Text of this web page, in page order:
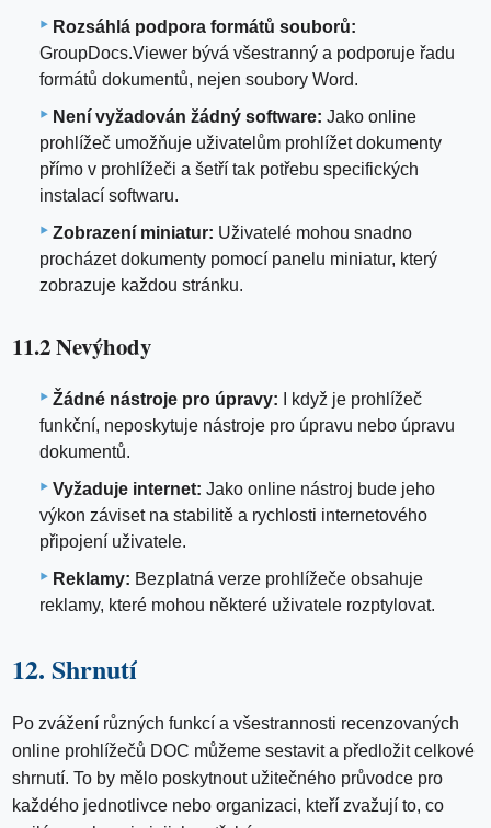
Rozsáhlá podpora formátů souborů:
GroupDocs.Viewer bývá všestranný a podporuje řadu
formátů dokumentů, nejen soubory Word.
Není vyžadován žádný software: Jako online
prohlížeč umožňuje uživatelům prohlížet dokumenty
přímo v prohlížeči a šetří tak potřebu specifických
instalací softwaru.
Zobrazení miniatur: Uživatelé mohou snadno
procházet dokumenty pomocí panelu miniatur, který
zobrazuje každou stránku.
11.2 Nevýhody
Žádné nástroje pro úpravy: I když je prohlížeč
funkční, neposkytuje nástroje pro úpravu nebo úpravu
dokumentů.
Vyžaduje internet: Jako online nástroj bude jeho
výkon záviset na stabilitě a rychlosti internetového
připojení uživatele.
Reklamy: Bezplatná verze prohlížeče obsahuje
reklamy, které mohou některé uživatele rozptylovat.
12. Shrnutí
Po zvážení různých funkcí a všestrannosti recenzovaných
online prohlížečů DOC můžeme sestavit a předložit celkové
shrnutí. To by mělo poskytnout užitečného průvodce pro
každého jednotlivce nebo organizaci, kteří zvažují to, co